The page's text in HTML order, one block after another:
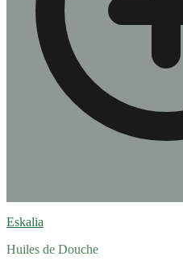
Eskalia
Huiles de Douche